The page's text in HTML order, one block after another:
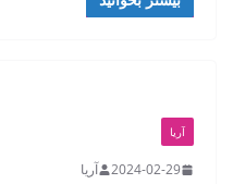
آریا
2024-02-29 آریا